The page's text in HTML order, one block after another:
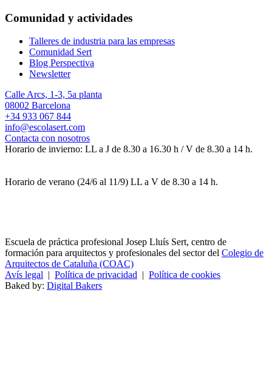
Comunidad y actividades
Talleres de industria para las empresas
Comunidad Sert
Blog Perspectiva
Newsletter
Calle Arcs, 1-3, 5a planta
08002 Barcelona
+34 933 067 844
info@escolasert.com
Contacta con nosotros
Horario de invierno: LL a J de 8.30 a 16.30 h / V de 8.30 a 14 h.
Horario de verano (24/6 al 11/9) LL a V de 8.30 a 14 h.
Escuela de práctica profesional Josep Lluís Sert, centro de
formación para arquitectos y profesionales del sector del Colegio de
Arquitectos de Cataluña (COAC)
Avís legal
Política de privacidad
Política de cookies
Baked by: Digital Bakers